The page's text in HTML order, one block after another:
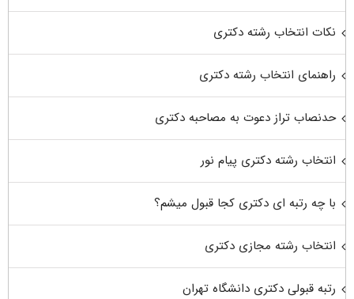
نکات انتخاب رشته دکتری
راهنمای انتخاب رشته دکتری
حدنصاب تراز دعوت به مصاحبه دکتری
انتخاب رشته دکتری پیام نور
با چه رتبه ای دکتری کجا قبول میشم؟
انتخاب رشته مجازی دکتری
رتبه قبولی دکتری دانشگاه تهران